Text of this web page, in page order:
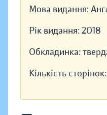
Мова видання:
Рік видання: 2018
Обкладинка:
Кількість сторінок: